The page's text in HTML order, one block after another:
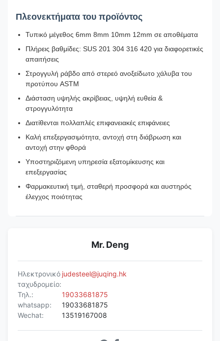
Πλεονεκτήματα του προϊόντος
Τυπικό μέγεθος 6mm 8mm 10mm 12mm σε αποθέματα
Πλήρεις βαθμίδες: SUS 201 304 316 420 για διαφορετικές
απαιτήσεις
Στρογγυλή ράβδο από στερεό ανοξείδωτο χάλυβα του
προτύπου ASTM
Διάσταση υψηλής ακρίβειας, υψηλή ευθεία &
στρογγυλότητα
Διατίθενται πολλαπλές επιφανειακές επιφάνειες
Καλή επεξεργασιμότητα, αντοχή στη διάβρωση και
αντοχή στην φθορά
Υποστηριζόμενη υπηρεσία εξατομίκευσης και
επεξεργασίας
Φαρμακευτική τιμή, σταθερή προσφορά και αυστηρός
έλεγχος ποιότητας
Mr. Deng
Ηλεκτρονικό
ταχυδρομείο:
judesteel@juqing.hk
Τηλ.:
19033681875
whatsapp:
19033681875
Wechat:
13519167008